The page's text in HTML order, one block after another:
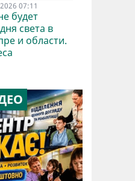
07:11
будет
света в
и области.